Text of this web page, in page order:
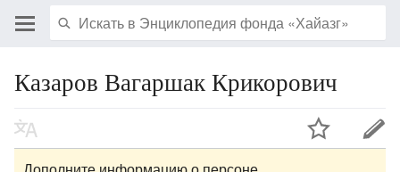
Казаров Вагаршак Крикорович